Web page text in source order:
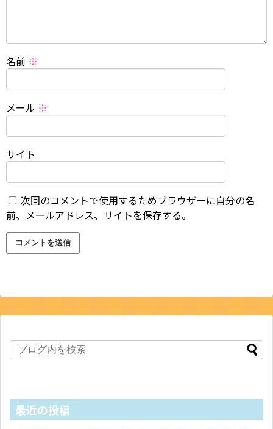
名前 ※
メール ※
サイト
次回のコメントで使用するためブラウザーに自分の名
前、メールアドレス、サイトを保存する。
最近の投稿